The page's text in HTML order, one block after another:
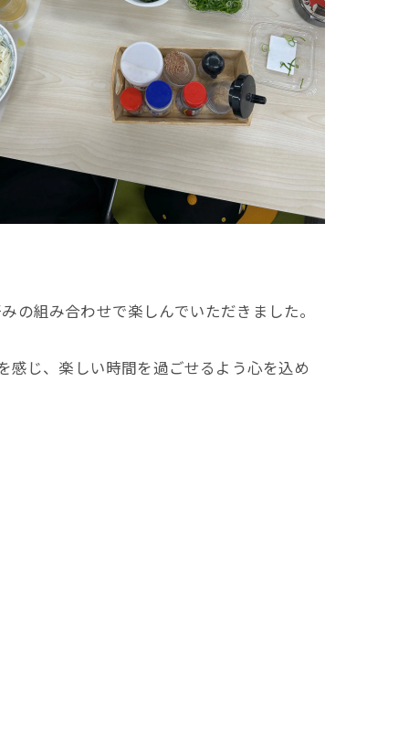
組み合わせで楽しんでいただきました。
感じ、楽しい時間を過ごせるよう心を込め